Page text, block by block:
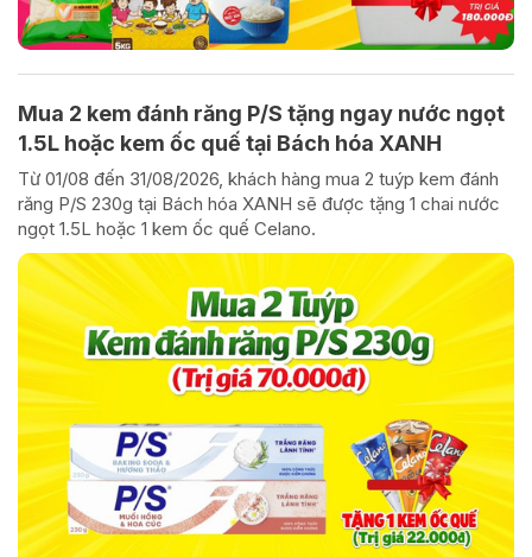
Mua 2 kem đánh răng P/S tặng ngay nước ngọt
1.5L hoặc kem ốc quế tại Bách hóa XANH
Từ 01/08 đến 31/08/2026, khách hàng mua 2 tuýp kem đánh
răng P/S 230g tại Bách hóa XANH sẽ được tặng 1 chai nước
ngọt 1.5L hoặc 1 kem ốc quế Celano.